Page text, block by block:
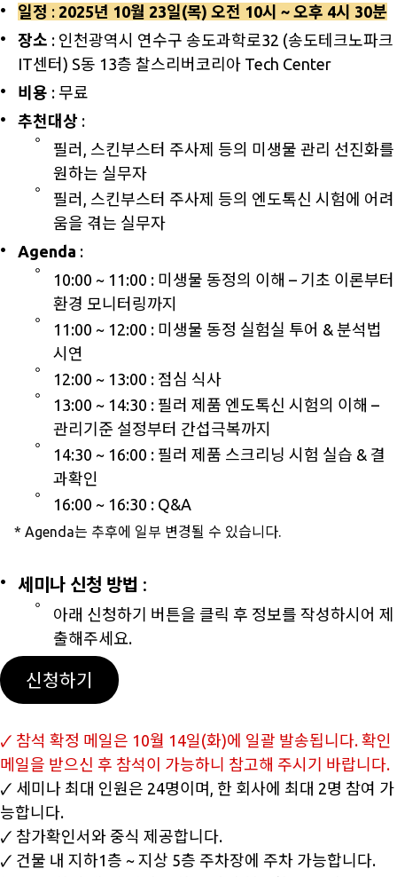
일정 : 2025년 10월 23일(목) 오전 10시 ~ 오후 4시 30분
장소 : 인천광역시 연수구 송도과학로32 (송도테크노파크
IT센터) S동 13층 찰스리버코리아 Tech Center
비용 : 무료
추천대상 :
필러, 스킨부스터 주사제 등의 미생물 관리 선진화를
원하는 실무자
필러, 스킨부스터 주사제 등의 엔도톡신 시험에 어려
움을 겪는 실무자
Agenda :
10:00 ~ 11:00 : 미생물 동정의 이해 – 기초 이론부터
환경 모니터링까지
11:00 ~ 12:00 : 미생물 동정 실험실 투어 & 분석법
시연
12:00 ~ 13:00 : 점심 식사
13:00 ~ 14:30 : 필러 제품 엔도톡신 시험의 이해 –
관리기준 설정부터 간섭극복까지
14:30 ~ 16:00 : 필러 제품 스크리닝 시험 실습 & 결
과확인
16:00 ~ 16:30 : Q&A
* Agenda는 추후에 일부 변경될 수 있습니다.
세미나 신청 방법 :
아래 신청하기 버튼을 클릭 후 정보를 작성하시어 제
출해주세요.
신청하기
🗸 참석 확정 메일은 10월 14일(화)에 일괄 발송됩니다. 확인
메일을 받으신 후 참석이 가능하니 참고해 주시기 바랍니다.
🗸 세미나 최대 인원은 24명이며, 한 회사에 최대 2명 참여 가
능합니다.
🗸 참가확인서와 중식 제공합니다.
🗸 건물 내 지하1층 ~ 지상 5층 주차장에 주차 가능합니다.